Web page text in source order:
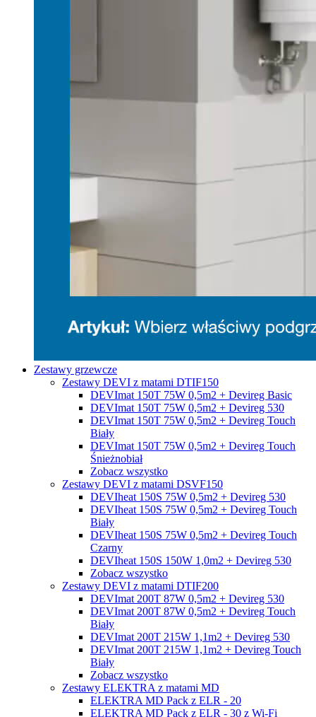
Zestawy grzewcze
Zestawy DEVI z matami DTIF150
DEVImat 150T 75W 0,5m2 + Devireg Basic
DEVImat 150T 75W 0,5m2 + Devireg 530
DEVImat 150T 75W 0,5m2 + Devireg Touch
Biały
DEVImat 150T 75W 0,5m2 + Devireg Touch
Śnieżnobiał
Zobacz wszystko
Zestawy DEVI z matami DSVF150
DEVIheat 150S 75W 0,5m2 + Devireg 530
DEVIheat 150S 75W 0,5m2 + Devireg Touch
Biały
DEVIheat 150S 75W 0,5m2 + Devireg Touch
Czarny
DEVIheat 150S 150W 1,0m2 + Devireg 530
Zobacz wszystko
Zestawy DEVI z matami DTIF200
DEVImat 200T 87W 0,5m2 + Devireg 530
DEVImat 200T 87W 0,5m2 + Devireg Touch
Biały
DEVImat 200T 215W 1,1m2 + Devireg 530
DEVImat 200T 215W 1,1m2 + Devireg Touch
Biały
Zobacz wszystko
Zestawy ELEKTRA z matami MD
ELEKTRA MD Pack z ELR - 20
ELEKTRA MD Pack z ELR - 30 z Wi-Fi